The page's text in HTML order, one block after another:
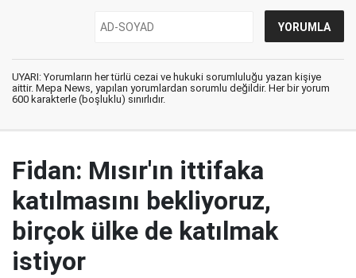
UYARI: Yorumların her türlü cezai ve hukuki sorumluluğu yazan kişiye
aittir. Mepa News, yapılan yorumlardan sorumlu değildir. Her bir yorum
600 karakterle (boşluklu) sınırlıdır.
Fidan: Mısır'ın ittifaka
katılmasını bekliyoruz,
birçok ülke de katılmak
istiyor